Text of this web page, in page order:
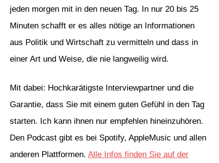
jeden morgen mit in den neuen Tag. In nur 20 bis 25
Minuten schafft er es alles nötige an Informationen
aus Politik und Wirtschaft zu vermitteln und dass in
einer Art und Weise, die nie langweilig wird.
Mit dabei: Hochkarätigste Interviewpartner und die
Garantie, dass Sie mit einem guten Gefühl in den Tag
starten. Ich kann ihnen nur empfehlen hineinzuhören.
Den Podcast gibt es bei Spotify, AppleMusic und allen
anderen Plattformen. Alle Infos finden Sie auf der